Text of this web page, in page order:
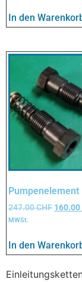
In den
Pumpenelement
247.00CHF 160.00
MWSt.
In den